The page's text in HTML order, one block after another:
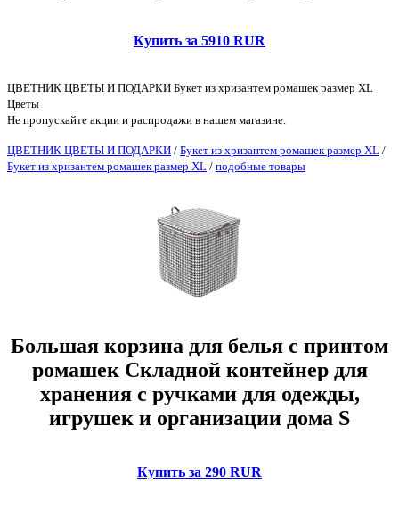
Купить за 5910 RUR
ЦВЕТНИК ЦВЕТЫ И ПОДАРКИ Букет из хризантем ромашек размер XL
Цветы
Не пропускайте акции и распродажи в нашем магазине.
ЦВЕТНИК ЦВЕТЫ И ПОДАРКИ / Букет из хризантем ромашек размер XL /
Букет из хризантем ромашек размер XL / подобные товары
Большая корзина для белья с принтом
ромашек Складной контейнер для
хранения с ручками для одежды,
игрушек и организации дома S
Купить за 290 RUR